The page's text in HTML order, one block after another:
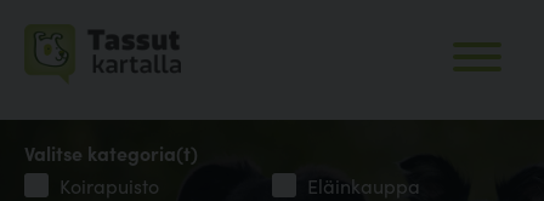
Valitse kategoria(t)
Koirapuisto
Eläinkauppa